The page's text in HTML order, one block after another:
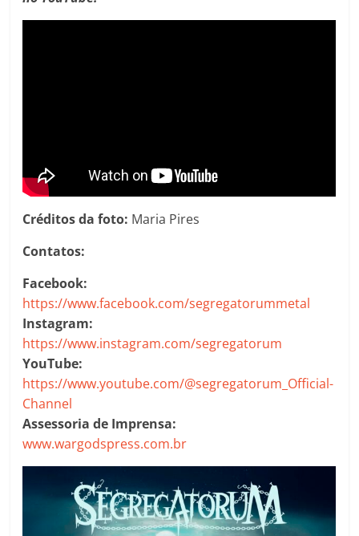
Créditos da foto: Maria Pires
Contatos:
Facebook:
https://www.facebook.com/segregatorummetal
Instagram:
https://www.instagram.com/segregatorum
YouTube:
https://www.youtube.com/@segregatorum_Official-
Channel
Assessoria de Imprensa:
www.wargodspress.com.br